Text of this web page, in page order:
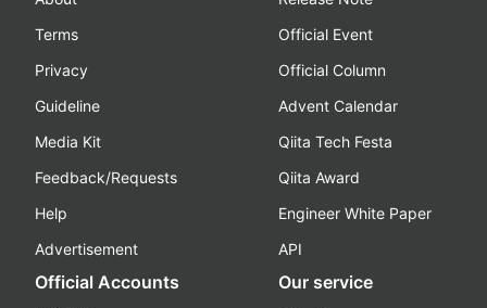
Terms
Privacy
Guideline
Media Kit
Feedback/Requests
Help
Advertisement
Official Event
Official Column
Advent Calendar
Qiita Tech Festa
Qiita Award
Engineer White Paper
API
Official Accounts Our service